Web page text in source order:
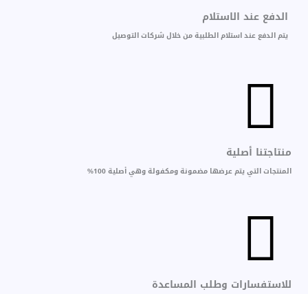
الدفع عند الاستلام
يتم الدفع عند استلام الطلبية من خلال شركات التوصيل
منتاجتنا أصلية
المنتجات التي يتم عرضها مضمونة ومكفولة وهي أصلية 100%
للاستفسارات وطلب المساعدة